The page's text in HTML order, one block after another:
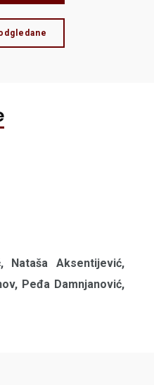
Nataša Aksentijević,
Peđa Damnjanović,